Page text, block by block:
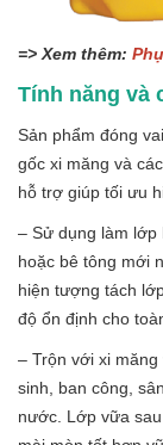
=> Xem thêm:
Tính năng và
Sản phẩm đóng
gốc xi măng và
hỗ trợ giúp tối ưu
– Sử dụng làm lớp
hoặc bê tông mới
hiện tượng tách
độ ổn định cho
– Trộn với xi
sinh, ban công,
nước. Lớp vữa